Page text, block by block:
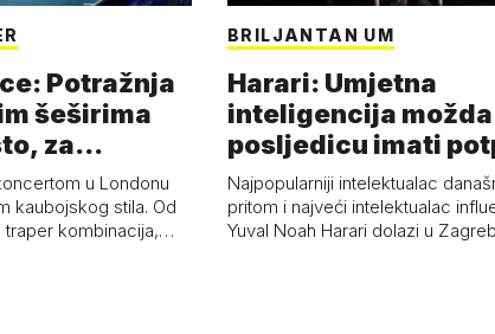
Potražnja
šeširima
za
p…
u Londonu
kaubojskog stila. Od
traper kombinacija,…
BRILJANTAN UM
Harari: Umjetna
inteligencija možda
posljedicu imati
kolaps čovje…
Najpopularniji intelektualac
pritom i najveći intelektualac
Yuval Noah Harari dolazi u